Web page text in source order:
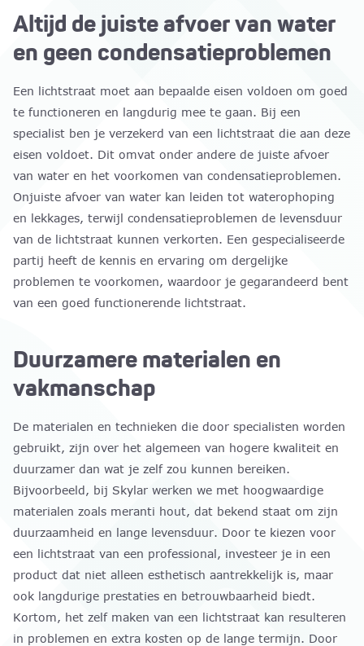
Altijd de juiste afvoer van water
en geen condensatieproblemen
Een lichtstraat moet aan bepaalde eisen voldoen om goed
te functioneren en langdurig mee te gaan. Bij een
specialist ben je verzekerd van een lichtstraat die aan deze
eisen voldoet. Dit omvat onder andere de juiste afvoer
van water en het voorkomen van condensatieproblemen.
Onjuiste afvoer van water kan leiden tot waterophoping
en lekkages, terwijl condensatieproblemen de levensduur
van de lichtstraat kunnen verkorten. Een gespecialiseerde
partij heeft de kennis en ervaring om dergelijke
problemen te voorkomen, waardoor je gegarandeerd bent
van een goed functionerende lichtstraat.
Duurzamere materialen en
vakmanschap
De materialen en technieken die door specialisten worden
gebruikt, zijn over het algemeen van hogere kwaliteit en
duurzamer dan wat je zelf zou kunnen bereiken.
Bijvoorbeeld, bij Skylar werken we met hoogwaardige
materialen zoals meranti hout, dat bekend staat om zijn
duurzaamheid en lange levensduur. Door te kiezen voor
een lichtstraat van een professional, investeer je in een
product dat niet alleen esthetisch aantrekkelijk is, maar
ook langdurige prestaties en betrouwbaarheid biedt.
Kortom, het zelf maken van een lichtstraat kan resulteren
in problemen en extra kosten op de lange termijn. Door